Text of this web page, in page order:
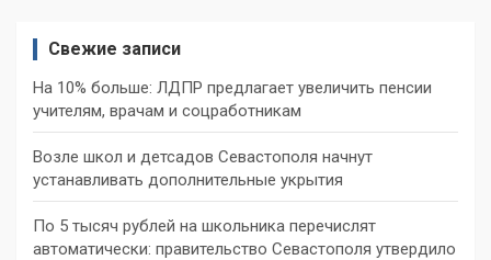
Свежие записи
На 10% больше: ЛДПР предлагает увеличить пенсии
учителям, врачам и соцработникам
Возле школ и детсадов Севастополя начнут
устанавливать дополнительные укрытия
По 5 тысяч рублей на школьника перечислят
автоматически: правительство Севастополя утвердило